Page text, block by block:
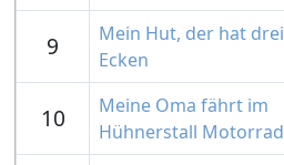
9
Mein Hut, der hat drei
Ecken
10
Meine Oma fährt im
Hühnerstall Motorrad